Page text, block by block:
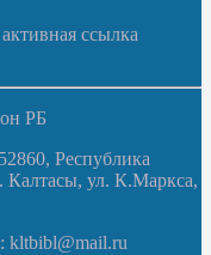
ссылка
РБ
Республика
Калтасы, ул. К.Маркса,
kltbibl@mail.ru